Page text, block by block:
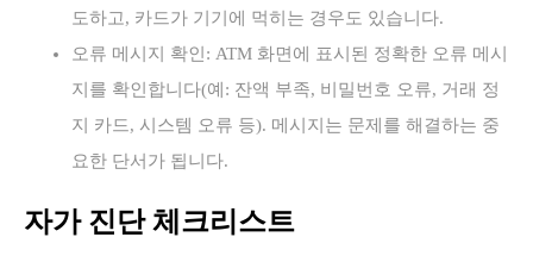
도하고, 카드가 기기에 먹히는 경우도 있습니다.
오류 메시지 확인: ATM 화면에 표시된 정확한 오류 메시
지를 확인합니다(예: 잔액 부족, 비밀번호 오류, 거래 정
지 카드, 시스템 오류 등). 메시지는 문제를 해결하는 중
요한 단서가 됩니다.
자가 진단 체크리스트